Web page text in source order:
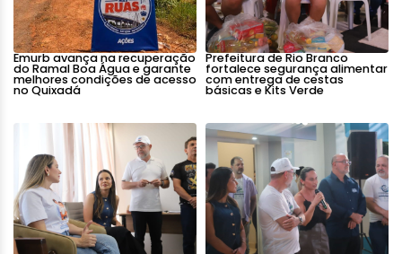
Emurb avança na recuperação
do Ramal Boa Água e garante
melhores condições de acesso
no Quixadá
Prefeitura de Rio Branco
fortalece segurança alimentar
com entrega de cestas
básicas e Kits Verde